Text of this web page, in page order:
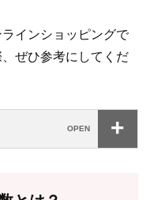
インショッピングで
ぜひ参考にしてくだ